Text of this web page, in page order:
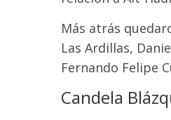
Más atrás
Las Ardillas,
Fernando Felipe
Candela